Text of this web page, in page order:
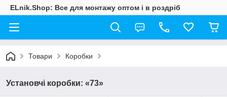
ELnik.Shop: Все для монтажу оптом і в роздріб
Товари Коробки
Установчі коробки: «73»